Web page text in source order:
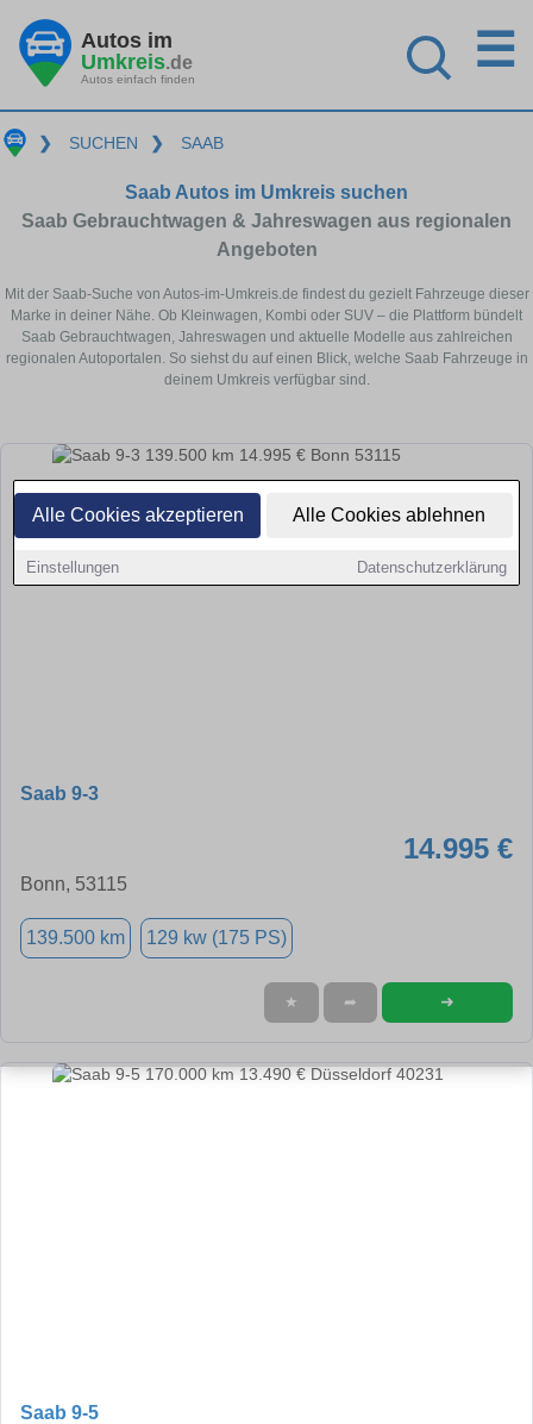
Alle Cookies akzeptieren Alle Cookies ablehnen
Einstellungen Datenschutzerklärung
Autos im
Umkreis.de
Autos einfach finden
☰
❯ SUCHEN ❯ SAAB
Saab Autos im Umkreis suchen
Saab Gebrauchtwagen & Jahreswagen aus regionalen
Angeboten
Mit der Saab-Suche von Autos-im-Umkreis.de findest du gezielt Fahrzeuge dieser
Marke in deiner Nähe. Ob Kleinwagen, Kombi oder SUV – die Plattform bündelt
Saab Gebrauchtwagen, Jahreswagen und aktuelle Modelle aus zahlreichen
regionalen Autoportalen. So siehst du auf einen Blick, welche Saab Fahrzeuge in
deinem Umkreis verfügbar sind.
Saab 9-3
14.995 €
Bonn, 53115
139.500 km 129 kw (175 PS)
★ ➦ ➜
Saab 9-5